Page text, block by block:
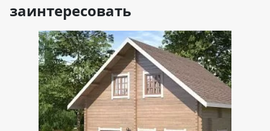
заинтересовать